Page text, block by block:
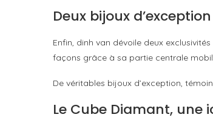
Deux bijoux
Enfin, dinh van dévoile deux
façons grâce à sa partie centrale
De véritables bijoux d’exception,
Le Cube Diamant, une